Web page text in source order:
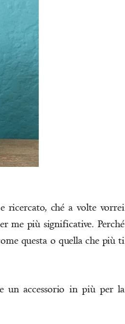
ricercato, ché a volte vorrei
me più significative. Perché
questa o quella che più ti
un accessorio in più per la